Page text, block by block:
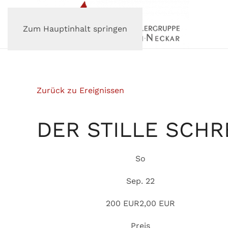
Zum Hauptinhalt springen
Zurück zu Ereignissen
DER STILLE
So
Sep. 22
200 EUR2,00 EUR
Preis